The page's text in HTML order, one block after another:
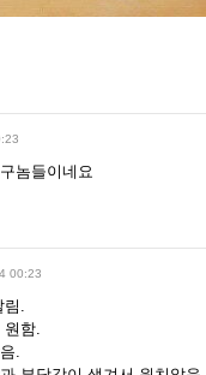
놈들이네요
00:23
림.
원함.
.